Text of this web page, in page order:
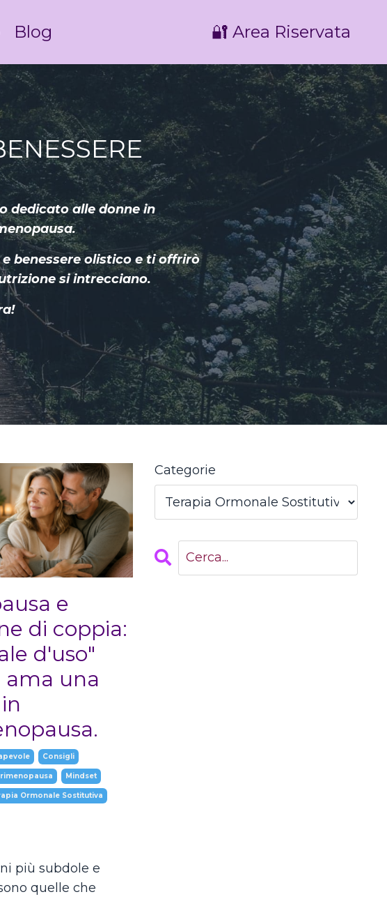
Blog 🔐 Area Riservata
dedicato alle donne in
benessere olistico e ti offrirò
si intrecciano.
e
di coppia:
d'uso"
ama una
Consigli
Mindset
Ormonale Sostitutiva
più subdole e
quelle che
Categorie